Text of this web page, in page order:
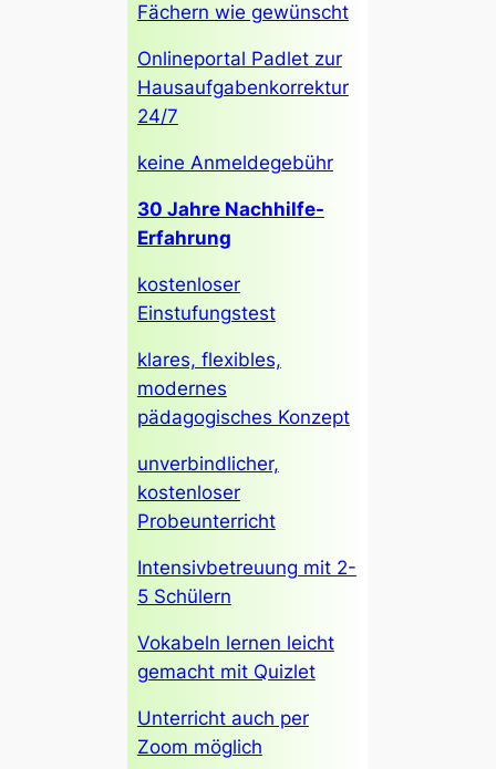
Fächern wie gewünscht
Onlineportal Padlet zur
Hausaufgabenkorrektur
24/7
keine Anmeldegebühr
30 Jahre Nachhilfe-
Erfahrung
kostenloser
Einstufungstest
klares, flexibles,
modernes
pädagogisches Konzept
unverbindlicher,
kostenloser
Probeunterricht
Intensivbetreuung mit 2-
5 Schülern
Vokabeln lernen leicht
gemacht mit Quizlet
Unterricht auch per
Zoom möglich